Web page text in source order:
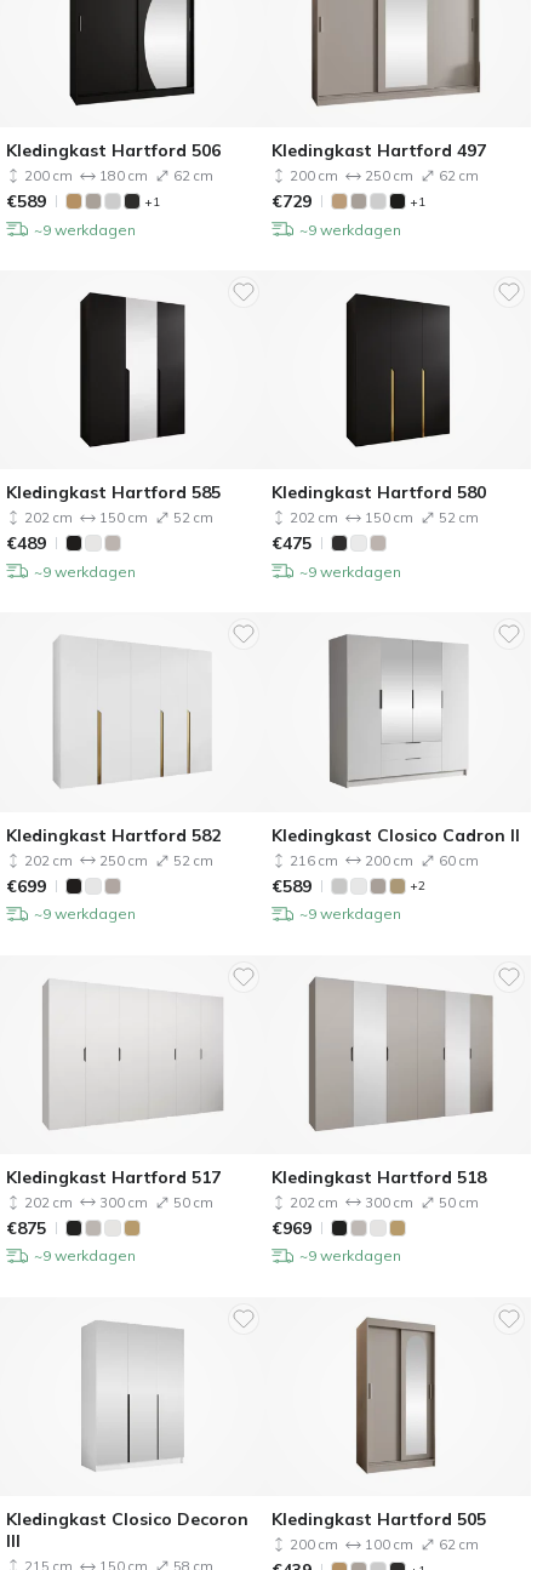
Kledingkast Hartford 506
200 cm 180 cm 62 cm
€589 +1
~9 werkdagen
Kledingkast Hartford 497
200 cm 250 cm 62 cm
€729 +1
~9 werkdagen
Kledingkast Hartford 585
202 cm 150 cm 52 cm
€489
~9 werkdagen
Kledingkast Hartford 580
202 cm 150 cm 52 cm
€475
~9 werkdagen
Kledingkast Hartford 582
202 cm 250 cm 52 cm
€699
~9 werkdagen
Kledingkast Closico Cadron II
216 cm 200 cm 60 cm
€589 +2
~9 werkdagen
Kledingkast Hartford 517
202 cm 300 cm 50 cm
€875
~9 werkdagen
Kledingkast Hartford 518
202 cm 300 cm 50 cm
€969
~9 werkdagen
Kledingkast Closico Decoron
III
215 cm 150 cm 58 cm
Kledingkast Hartford 505
200 cm 100 cm 62 cm